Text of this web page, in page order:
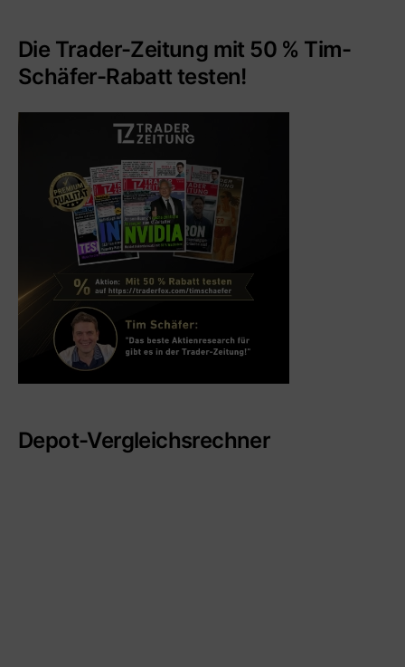
Die Trader-Zeitung mit 50 % Tim-
Schäfer-Rabatt testen!
Depot-Vergleichsrechner